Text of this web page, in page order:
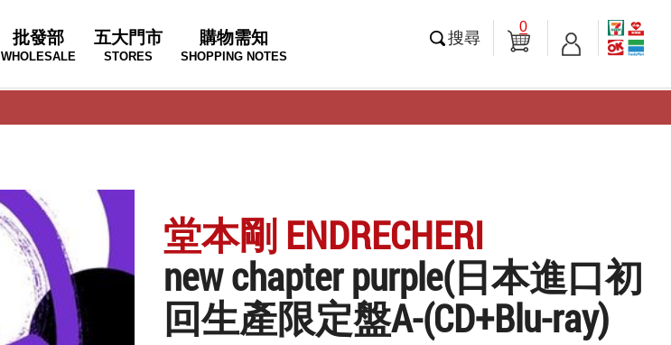
批發部
WHOLESALE
五大門市
STORES
購物需知
SHOPPING NOTES
搜尋
0
堂本剛 ENDRECHERI
new chapter purple(日本進口初
回生產限定盤A-(CD+Blu-ray)